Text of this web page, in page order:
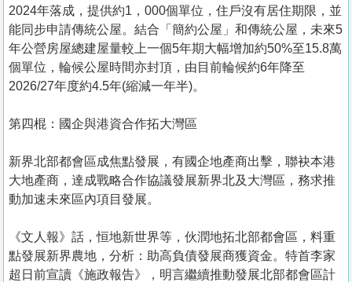
2024年落成，提供約1，000個單位，住戶沒有居住期限，並
能同步申請傳統公屋。結合「簡約公屋」和傳統公屋，未來5
年公營房屋總建屋量較上一個5年期大幅增加約50%至15.8萬
個單位，輪候公屋時間亦封頂，由目前輪候約6年降至
2026/27年度約4.5年(縮減一年半)。
第四棍：國企與港資合作拓大灣區
新界北部都會區成焦點發展，有國企地產商出擊，聯袂本港
大地產商，達成戰略合作協議發展新界北及大灣區，務求推
動加速未來區內項目發展。
《文人報》話，恒地新世界等，伙潤地拓北部都會區，料重
點發展新界農地，分析：助高負債發展商獲資金。特首李家
超日前宣讀《施政報告》，明言繼續推動發展北部都會區計